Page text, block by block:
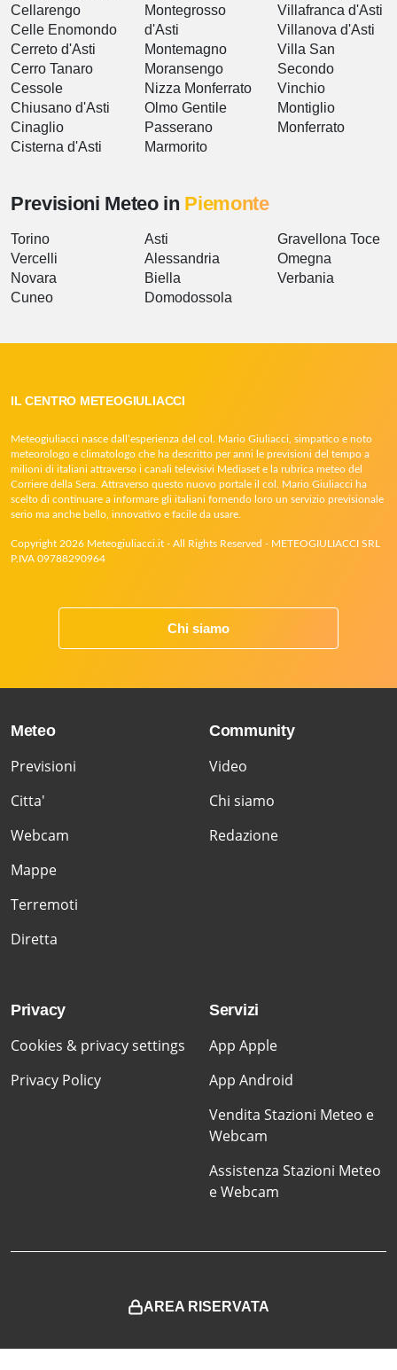
Cellarengo
Celle Enomondo
Cerreto d'Asti
Cerro Tanaro
Cessole
Chiusano d'Asti
Cinaglio
Cisterna d'Asti
Montegrosso
d'Asti
Montemagno
Moransengo
Nizza Monferrato
Olmo Gentile
Passerano
Marmorito
Villafranca d'Asti
Villanova d'Asti
Villa San
Secondo
Vinchio
Montiglio
Monferrato
Previsioni Meteo in Piemonte
Torino
Vercelli
Novara
Cuneo
Asti
Alessandria
Biella
Domodossola
Gravellona Toce
Omegna
Verbania
IL CENTRO METEOGIULIACCI
Meteogiuliacci nasce dall’esperienza del col. Mario Giuliacci, simpatico e noto
meteorologo e climatologo che ha descritto per anni le previsioni del tempo a
milioni di italiani attraverso i canali televisivi Mediaset e la rubrica meteo del
Corriere della Sera. Attraverso questo nuovo portale il col. Mario Giuliacci ha
scelto di continuare a informare gli italiani fornendo loro un servizio previsionale
serio ma anche bello, innovativo e facile da usare.
Copyright 2026 Meteogiuliacci.it - All Rights Reserved - METEOGIULIACCI SRL
P.IVA 09788290964
Chi siamo
Meteo
Previsioni
Citta'
Webcam
Mappe
Terremoti
Diretta
Community
Video
Chi siamo
Redazione
Privacy
Cookies & privacy settings
Privacy Policy
Servizi
App Apple
App Android
Vendita Stazioni Meteo e
Webcam
Assistenza Stazioni Meteo
e Webcam
AREA RISERVATA